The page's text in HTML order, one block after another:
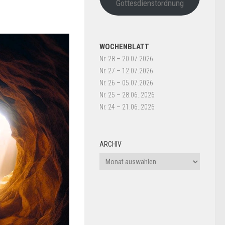
Gottesdienstordnung
WOCHENBLATT
Nr. 28 – 20.07.2026
Nr. 27 – 12.07.2026
Nr. 26 – 05.07.2026
Nr. 25 – 28.06..2026
Nr. 24 – 21.06..2026
ARCHIV
Archiv